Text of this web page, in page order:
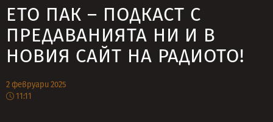
ЕТО ПАК – ПОДКАСТ С
ПРЕДАВАНИЯТА НИ И В
НОВИЯ САЙТ НА РАДИОТО!
2 февруари 2025
11:11